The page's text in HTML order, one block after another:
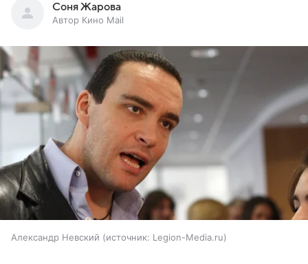
Соня Жарова
Автор Кино Mail
Александр Невский источник: Legion-Media.ru